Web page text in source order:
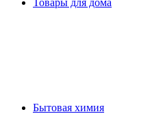
Товары для дома
Бытовая химия